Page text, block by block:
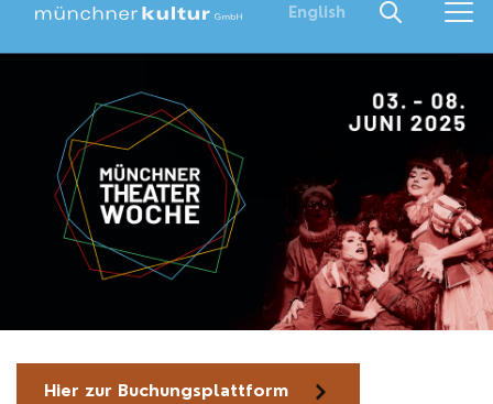
English
Hier zur Buchungsplattform